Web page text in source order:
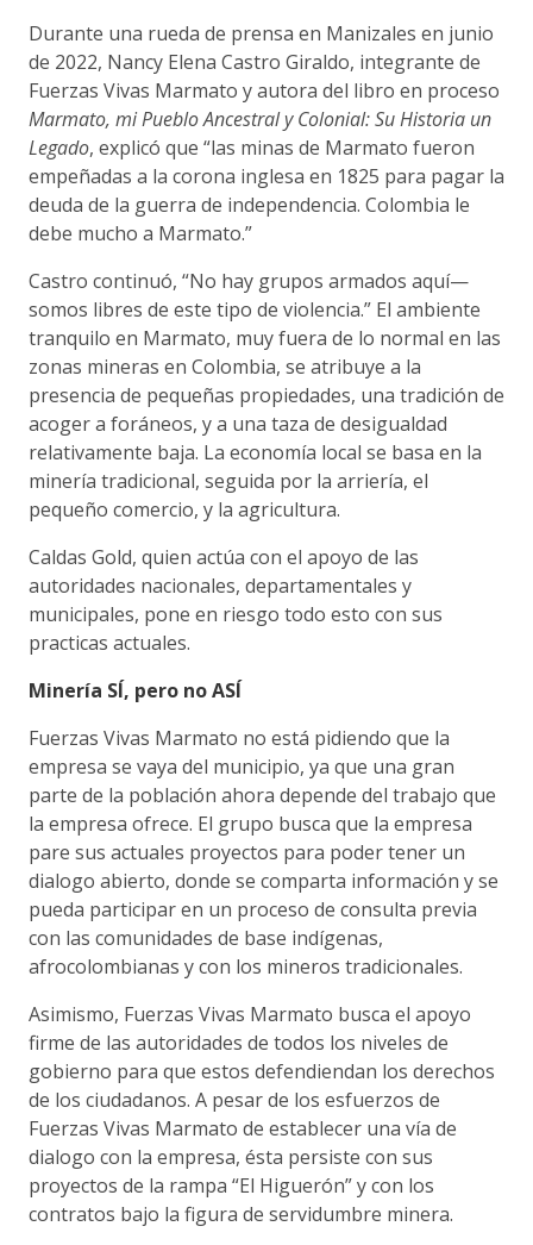
Durante una rueda de prensa en Manizales en junio
de 2022, Nancy Elena Castro Giraldo, integrante de
Fuerzas Vivas Marmato y autora del libro en proceso
Marmato, mi Pueblo Ancestral y Colonial: Su Historia un
Legado, explicó que “las minas de Marmato fueron
empeñadas a la corona inglesa en 1825 para pagar la
deuda de la guerra de independencia. Colombia le
debe mucho a Marmato.”
Castro continuó, “No hay grupos armados aquí—
somos libres de este tipo de violencia.” El ambiente
tranquilo en Marmato, muy fuera de lo normal en las
zonas mineras en Colombia, se atribuye a la
presencia de pequeñas propiedades, una tradición de
acoger a foráneos, y a una taza de desigualdad
relativamente baja. La economía local se basa en la
minería tradicional, seguida por la arriería, el
pequeño comercio, y la agricultura.
Caldas Gold, quien actúa con el apoyo de las
autoridades nacionales, departamentales y
municipales, pone en riesgo todo esto con sus
practicas actuales.
Minería SÍ, pero no ASÍ
Fuerzas Vivas Marmato no está pidiendo que la
empresa se vaya del municipio, ya que una gran
parte de la población ahora depende del trabajo que
la empresa ofrece. El grupo busca que la empresa
pare sus actuales proyectos para poder tener un
dialogo abierto, donde se comparta información y se
pueda participar en un proceso de consulta previa
con las comunidades de base indígenas,
afrocolombianas y con los mineros tradicionales.
Asimismo, Fuerzas Vivas Marmato busca el apoyo
firme de las autoridades de todos los niveles de
gobierno para que estos defendiendan los derechos
de los ciudadanos. A pesar de los esfuerzos de
Fuerzas Vivas Marmato de establecer una vía de
dialogo con la empresa, ésta persiste con sus
proyectos de la rampa “El Higuerón” y con los
contratos bajo la figura de servidumbre minera.